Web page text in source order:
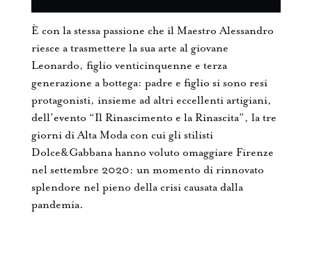
È con la stessa passione che il Maestro Alessandro
riesce a trasmettere la sua arte al giovane
Leonardo, figlio venticinquenne e terza
generazione a bottega: padre e figlio si sono resi
protagonisti, insieme ad altri eccellenti artigiani,
dell’evento “Il Rinascimento e la Rinascita”, la tre
giorni di Alta Moda con cui gli stilisti
Dolce&Gabbana hanno voluto omaggiare Firenze
nel settembre 2020: un momento di rinnovato
splendore nel pieno della crisi causata dalla
pandemia.